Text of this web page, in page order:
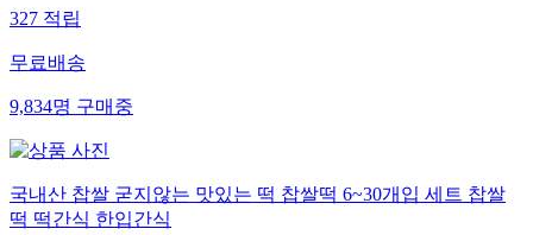
327적립
무료배송
9,834명구매중
국내산 찹쌀 굳지않는 맛있는 떡 찹쌀떡 6~30개입 세트 찹쌀
떡 떡간식 한입간식